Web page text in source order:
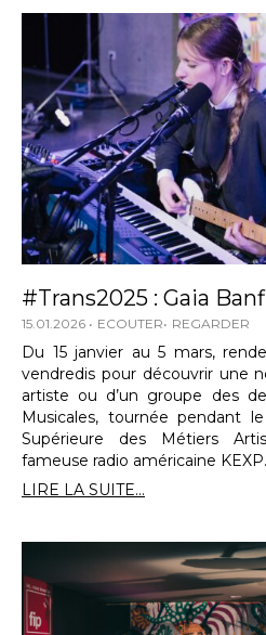
#Trans2025 : Gaia
15.01.2026 ECOUTER REGARDER
Du 15 janvier au 5 mars,
vendredis pour découvrir une
artiste ou d’un groupe des
Musicales, tournée pendant
Supérieure des Métiers
fameuse radio américaine KEXP.
LIRE LA SUITE...